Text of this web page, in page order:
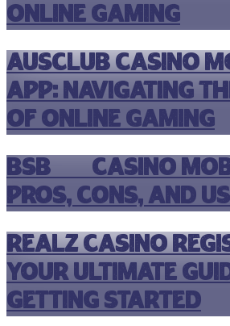
Online Gaming
Ausclub Casino
App: Navigating
of Online Gaming
Bsb007 Casino
Pros, Cons, and
Realz Casino
Your Ultimate
Getting Started